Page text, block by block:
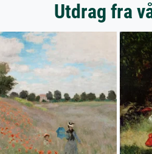
Utdrag fra